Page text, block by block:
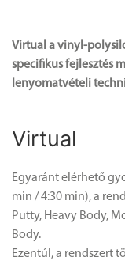
Virtual a vinyl-
specifikus fejlesztés
lenyomatvételi
Virtual
Egyaránt elérhető
min / 4:30 min), a
Putty, Heavy Body,
Body.
Ezentúl, a rendszert